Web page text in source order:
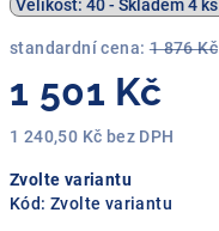
standardní cena: 1 876 Kč
1 501 Kč
1 240,50 Kč bez DPH
cena:
Zvolte variantu
Kód: Zvolte variantu